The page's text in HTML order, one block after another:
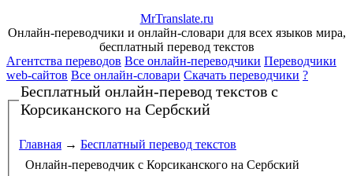
MrTranslate.ru
Онлайн-переводчики и онлайн-словари для всех языков мира,
бесплатный перевод текстов
Агентства переводов Все онлайн-переводчики Переводчики
web-сайтов Все онлайн-словари Скачать переводчики ?
Бесплатный онлайн-перевод текстов с
Корсиканского на Сербский
Главная → Бесплатный перевод текстов
Онлайн-переводчик с Корсиканского на Сербский